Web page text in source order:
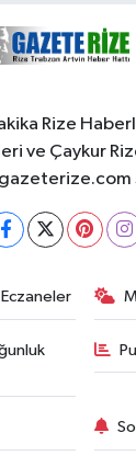
Rize
ve Çaykur